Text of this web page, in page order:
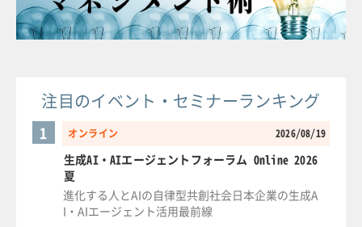
注目のイベント・セミナーランキング
オンライン 2026/08/19
1
生成AI・AIエージェントフォーラム Online 2026
夏
進化する人とAIの自律型共創社会日本企業の生成A
I・AIエージェント活用最前線